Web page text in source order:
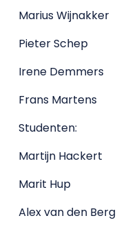
Marius Wijnakker
Pieter Schep
Irene Demmers
Frans Martens
Studenten:
Martijn Hackert
Marit Hup
Alex van den Berg